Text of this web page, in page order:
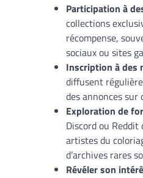
Participation à
collections
récompense,
sociaux ou sites
Inscription à des
diffusent
des annonces sur
Exploration de
Discord ou
artistes du
d’archives rares
Révéler son